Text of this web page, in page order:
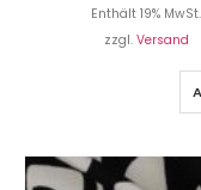
Enthält 19% MwSt.
zzgl. Versand